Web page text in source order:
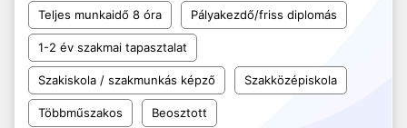
Teljes munkaidő 8 óra Pályakezdő/friss diplomás
1-2 év szakmai tapasztalat
Szakiskola / szakmunkás képző Szakközépiskola
Többműszakos Beosztott